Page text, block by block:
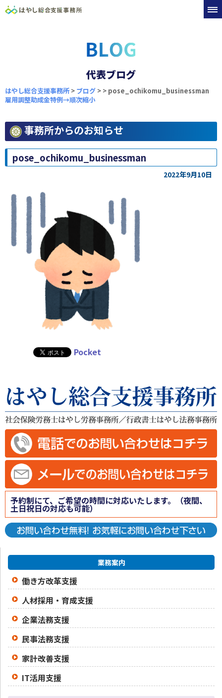
代表ブログ
はやし総合支援事務所> ブログ >
雇用調整助成金特例→順次縮小
> pose_ochikomu_businessman
事務所からのお知らせ
pose_ochikomu_businessman
2022年9月10日
Pocket
予約制にて、ご希望の時間に対応いたします。（夜間、
土日祝日の対応も可能）
業務案内
働き方改革支援
人材採用・育成支援
企業法務支援
民事法務支援
家計改善支援
IT活用支援